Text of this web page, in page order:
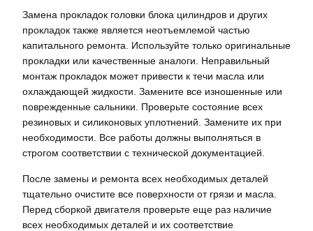
Замена прокладок головки блока цилиндров и других
прокладок также является неотъемлемой частью
капитального ремонта. Используйте только оригинальные
прокладки или качественные аналоги. Неправильный
монтаж прокладок может привести к течи масла или
охлаждающей жидкости. Замените все изношенные или
поврежденные сальники. Проверьте состояние всех
резиновых и силиконовых уплотнений. Замените их при
необходимости. Все работы должны выполняться в
строгом соответствии с технической документацией.
После замены и ремонта всех необходимых деталей
тщательно очистите все поверхности от грязи и масла.
Перед сборкой двигателя проверьте еще раз наличие
всех необходимых деталей и их соответствие